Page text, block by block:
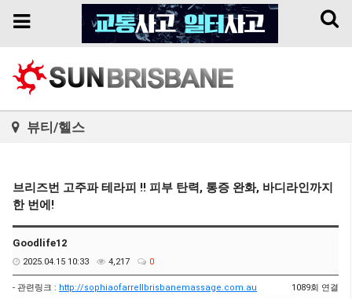
Toggle
Toggle
뷰티/헬스
브리즈번 고주파 테라피 !! 피부 탄력, 통증 완화, 바디라인까지
한 번에!
Goodlife12
2025.04.15 10:33 4,217 0
- 관련링크 : http://sophiaofarrellbrisbanemassage.com.au 1089회 연결